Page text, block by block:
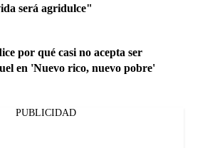
será agridulce"
por qué casi no acepta ser
en 'Nuevo rico, nuevo pobre'
PUBLICIDAD